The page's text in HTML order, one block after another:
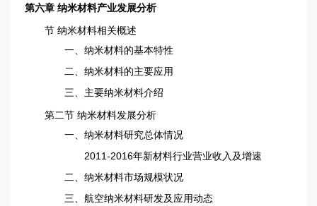
第六章 纳米材料产业发展分析
节 纳米材料相关概述
一、纳米材料的基本特性
二、纳米材料的主要应用
三、主要纳米材料介绍
第二节 纳米材料发展分析
一、纳米材料研究总体情况
2011-2016年新材料行业营业收入及增速
二、纳米材料市场规模状况
三、航空纳米材料研发及应用动态